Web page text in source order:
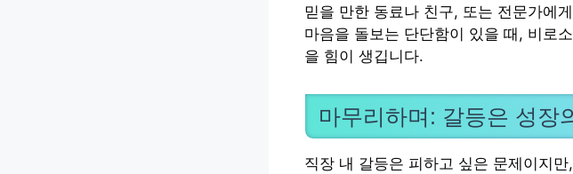
믿을 만한 동료나 친구, 또는 전문가에
마음을 돌보는 단단함이 있을 때, 비로
을 힘이 생깁니다.
마무리하며: 갈등은 성장
직장 내 갈등은 피하고 싶은 문제이지